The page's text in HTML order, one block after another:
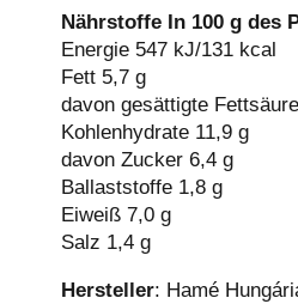
Nährstoffe In 100 g des
Energie 547 kJ/131 kcal
Fett 5,7 g
davon gesättigte
Kohlenhydrate 11,9 g
davon Zucker 6,4 g
Ballaststoffe 1,8 g
Eiweiß 7,0 g
Salz 1,4 g
Hersteller: Hamé